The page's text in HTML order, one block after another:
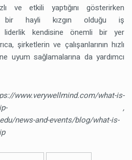
ve etkili yaptığını gösterirken
bir hayli kızgın olduğu iş
liderlik kendisine önemli bir yer
şirketlerin ve çalışanlarının hızlı
uyum sağlamalarına da yardımcı
www.verywellmind.com/what-is-
leadership- ,
news-and-events/blog/what-is-